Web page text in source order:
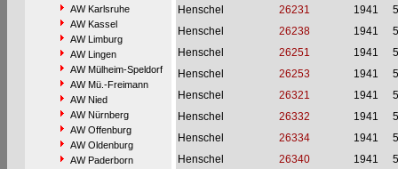
AW Karlsruhe
AW Kassel
AW Limburg
AW Lingen
AW Mülheim-Speldorf
AW Mü.-Freimann
AW Nied
AW Nürnberg
AW Offenburg
AW Oldenburg
AW Paderborn
Henschel
26231 1941
Henschel
26238 1941
Henschel
26251 1941
Henschel
26253 1941
Henschel
26321 1941
Henschel
26332 1941
Henschel
26334 1941
Henschel
26340 1941